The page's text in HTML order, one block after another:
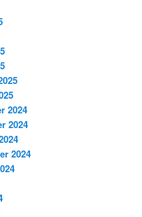
2024
2024
2024